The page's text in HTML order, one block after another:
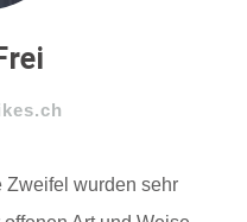
Zweifel wurden sehr